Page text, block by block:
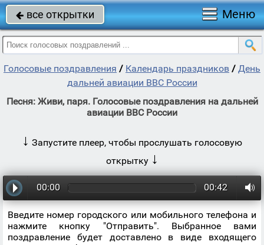
 все открытки Меню
Голосовые поздравления / Календарь праздников / День
дальней авиации ВВС России
Песня: Живи, паря. Голосовые поздравления на дальней
авиации ВВС России
↓ Запустите плеер, чтобы прослушать голосовую
открытку ↓
00:00 00:42
Введите номер городского или мобильного телефона и
нажмите кнопку "Отправить". Выбранное вами
поздравление будет доставлено в виде входящего